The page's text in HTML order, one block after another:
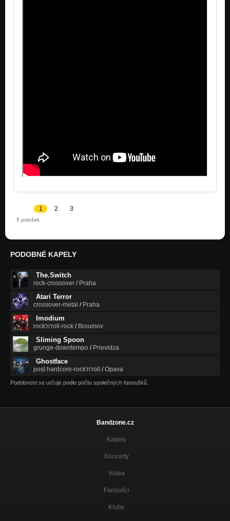
1 2 3
7 položek
PODOBNÉ KAPELY
The.Switch
rock-crossover / Praha
Atari Terror
crossover-metal / Praha
Imodium
rock'n'roll-rock / Broumov
Sliming Spoon
grunge-downtempo / Prievidza
Ghostface
post hardcore-rock'n'roll /Opava
Podobnost se určuje podle počtu společných fanoušků.
Bandzone.cz
Kapely
Koncerty
Videa
Fanoušci
Kluby